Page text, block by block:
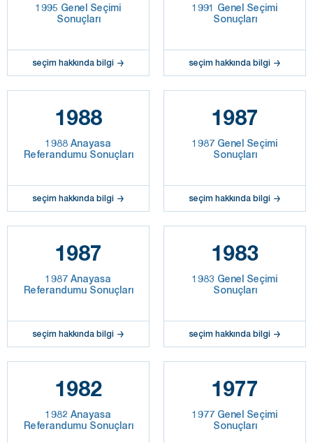
1995 Genel Seçimi
Sonuçları
seçim hakkında bilgi
1991 Genel Seçimi
Sonuçları
seçim hakkında bilgi
1988
1988 Anayasa
Referandumu Sonuçları
seçim hakkında bilgi
1987
1987 Genel Seçimi
Sonuçları
seçim hakkında bilgi
1987
1987 Anayasa
Referandumu Sonuçları
seçim hakkında bilgi
1983
1983 Genel Seçimi
Sonuçları
seçim hakkında bilgi
1982
1982 Anayasa
Referandumu Sonuçları
1977
1977 Genel Seçimi
Sonuçları